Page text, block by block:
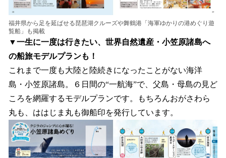
福井県から足を延ばせる琵琶湖クルーズや舞鶴港「海軍ゆかりの港めぐり遊
覧船」も掲載
▼一生に一度は行きたい、世界自然遺産・小笠原諸島へ
の船旅モデルプランも！
これまで一度も大陸と陸続きになったことがない海洋
島・小笠原諸島。６日間の“一航海”で、父島・母島の見ど
ころを網羅するモデルプランです。もちろんおがさわら
丸も、ははじま丸も御船印を発行しています。